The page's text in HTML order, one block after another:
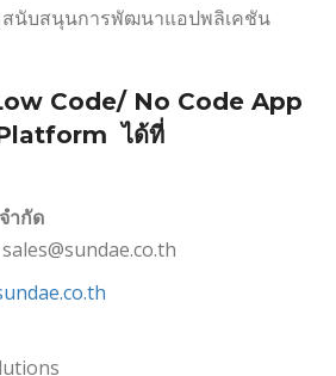
นับสนุนการพัฒนาแอปพลิเคชัน
Code/ No Code App
ได้ที่
ำกัด